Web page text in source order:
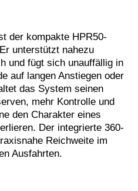
der kompakte HPR50-
unterstützt nahezu
und fügt sich unauffällig in
auf langen Anstiegen oder
das System seinen
mehr Kontrolle und
den Charakter eines
Der integrierte 360-
Reichweite im
Ausfahrten.